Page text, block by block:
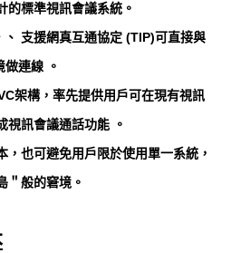
的標準視訊會議系統。
支援網真互通協定 (TIP)可直接與
連線 。
架構，率先提供用戶可在現有視訊
視訊會議通話功能 。
，也可避免用戶限於使用單一系統，
＂般的窘境。